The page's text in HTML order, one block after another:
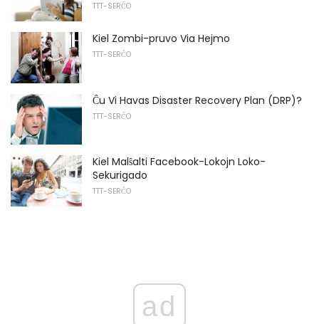
TTT-SERĈO
Kiel Zombi-pruvo Via Hejmo
TTT-SERĈO
Ĉu Vi Havas Disaster Recovery Plan (DRP)?
TTT-SERĈO
Kiel Malŝalti Facebook-Lokojn Loko-
Sekurigado
TTT-SERĈO
ad